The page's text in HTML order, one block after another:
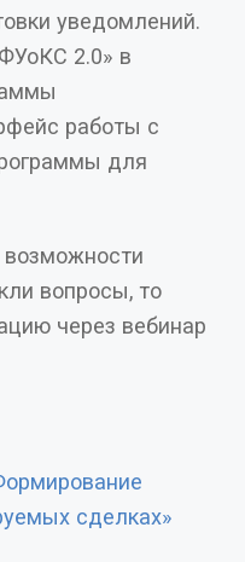
2.0» в
для
возможности
через вебинар
сделках»